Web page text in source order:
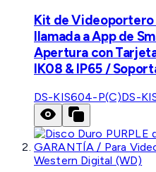
Kit de Videoportero
llamada a App de
Apertura con
IK08 & IP65 /
DS-KIS604-P(C)DS-
Western Digital (WD)